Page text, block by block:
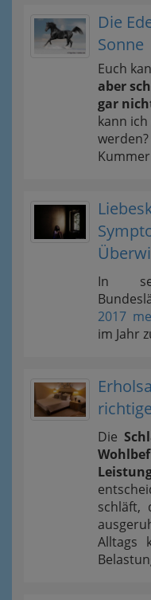
Die
Sonne
Euch
aber
gar
kann
In
2017
im Jahr
Die
schläft,
Alltags